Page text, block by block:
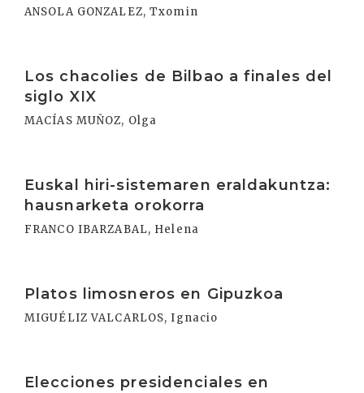
ANSOLA GONZALEZ, Txomin
Los chacolies de Bilbao a finales del
siglo XIX
MACÍAS MUÑOZ, Olga
Euskal hiri-sistemaren eraldakuntza:
hausnarketa orokorra
FRANCO IBARZABAL, Helena
Platos limosneros en Gipuzkoa
MIGUÉLIZ VALCARLOS, Ignacio
Elecciones presidenciales en